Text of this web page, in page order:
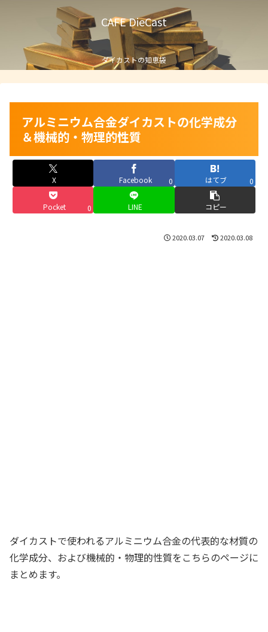
CAFE DieCast
ダイカストの知恵袋
アルミニウム合金ダイカストの化学成分
＆機械的・物理的性質
X Facebook 0 はてブ 0
Pocket 0 LINE コピー
2020.03.07 2020.03.08
ダイカストで使われるアルミニウム合金の代表的な材質の
化学成分、および機械的・物理的性質をこちらのページに
まとめます。